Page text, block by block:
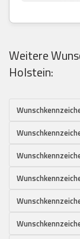
Weitere
Holstein: